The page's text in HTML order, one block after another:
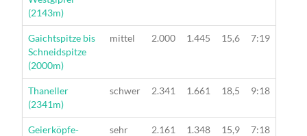
(2143m)
Wanderung
Gaichtspitze bis
Schneidspitze
(2000m)
mittel 2.000 1.445 15,6 7:19
Wanderung
Thaneller
(2341m)
schwer 2.341 1.661 18,5 9:18
Wanderung
Geierköpfe-
sehr
2.161 1.348 15,9 7:18